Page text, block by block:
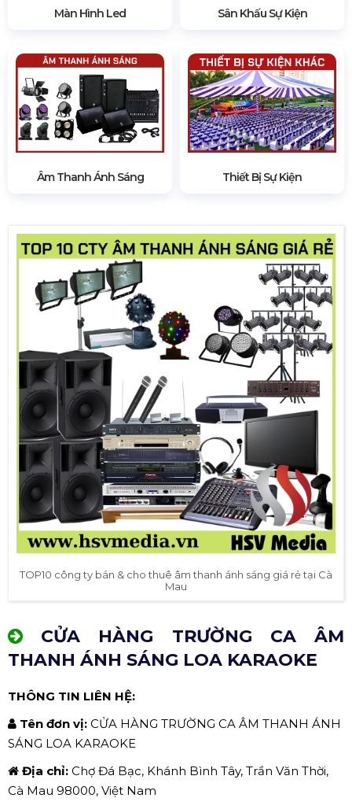
Màn Hình Led Sân Khấu Sự Kiện
Âm Thanh Ánh Sáng Thiết Bị Sự Kiện
TOP10 công ty bán & cho thuê âm thanh ánh sáng giá rẻ tại Cà
Mau
CỬA HÀNG TRƯỜNG CA ÂM
THANH ÁNH SÁNG LOA KARAOKE
THÔNG TIN LIÊN HỆ:
Tên đơn vị: CỬA HÀNG TRƯỜNG CA ÂM THANH ÁNH
SÁNG LOA KARAOKE
Địa chỉ: Chợ Đá Bạc, Khánh Bình Tây, Trần Văn Thời,
Cà Mau 98000, Việt Nam